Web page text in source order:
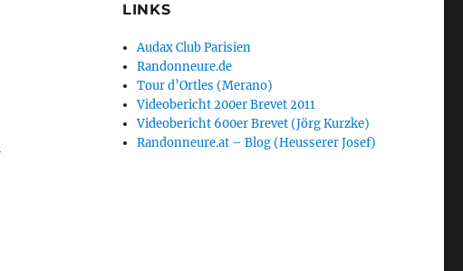
LINKS
Audax Club Parisien
Randonneure.de
Tour d’Ortles (Merano)
Videobericht 200er Brevet 2011
Videobericht 600er Brevet (Jörg Kurzke)
Randonneure.at – Blog (Heusserer Josef)